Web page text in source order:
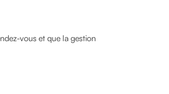
vous et que la gestion